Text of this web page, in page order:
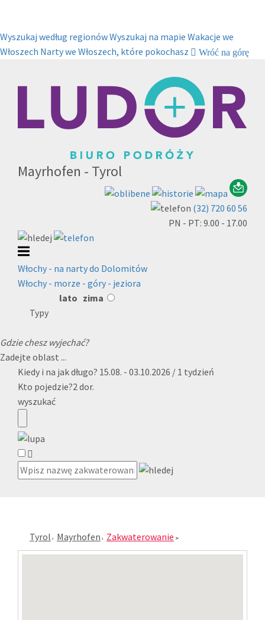
Wyszukaj według regionówWyszukaj na mapie Wakacje we
Włoszech Narty we Włoszech, które pokochasz Wróć na górę
Mayrhofen - Tyrol
(32) 720 60 56
PN - PT: 9.00 - 17.00
Włochy - na narty do Dolomitów
Włochy - morze - góry - jeziora
lato zima
Typy
Gdzie chesz wyjechać?
Zadejte oblast ...
Kiedy i na jak długo? 15.08. - 03.10.2026 / 1 tydzień
Kto pojedzie?2 dor.
wyszukać
Tyrol Mayrhofen Zakwaterowanie